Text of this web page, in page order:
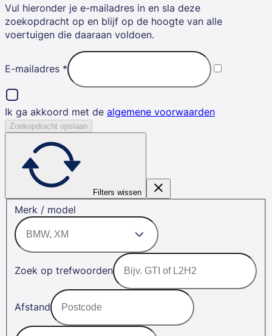
Vul hieronder je e-mailadres in en sla deze
zoekopdracht op en blijf op de hoogte van alle
voertuigen die daaraan voldoen.
E-mailadres *
Ik ga akkoord met de algemene voorwaarden
Zoekopdracht opslaan
Filters wissen
Merk / model
Zoek op trefwoorden
Afstand